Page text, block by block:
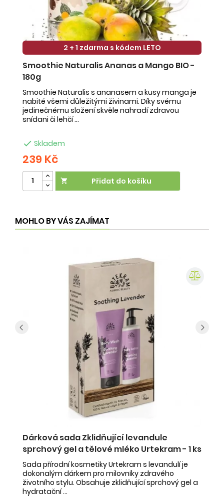
2 + 1 zdarma s kódem LETO
Smoothie Naturalis Ananas a Mango BIO -
180g
Smoothie Naturalis s ananasem a kusy manga je
nabité všemi důležitými živinami. Díky svému
jedinečnému složení skvěle nahradí zdravou
snídani či lehčí ...
 Skladem
239 Kč
 Přidat do košíku
MOHLO BY VÁS ZAJÍMAT
Dárková sada Zklidňující levandule
sprchový gel a tělové mléko Urtekram - 1 ks
Sada přírodní kosmetiky Urtekram s levandulí je
dokonalým dárkem pro milovníky zdravého
životního stylu. Obsahuje zklidňující sprchový gel a
hydratační ...